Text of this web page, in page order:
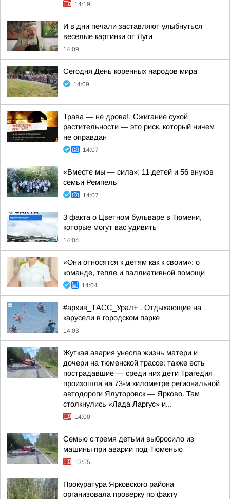
14:19
И в дни печали заставляют улыбнуться
весёлые картинки от Луги
14:09
Сегодня День коренных народов мира
14:09
Трава — не дрова!. Сжигание сухой
растительности — это риск, который ничем
не оправдан
14:07
«Вместе мы — сила»: 11 детей и 56 внуков
семьи Ремпель
14:07
3 факта о Цветном бульваре в Тюмени,
которые могут вас удивить
14:04
«Они относятся к детям как к своим»: о
команде, тепле и паллиативной помощи
14:04
#архив_ТАСС_Урал+ . Отдыхающие на
карусели в городском парке
14:03
Жуткая авария унесла жизнь матери и
дочери на тюменской трассе: также есть
пострадавшие — среди них дети Трагедия
произошла на 73-м километре региональной
автодороги Ялуторовск — Ярково. Там
столкнулись «Лада Ларгус» и...
14:00
Семью с тремя детьми выбросило из
машины при аварии под Тюменью
13:55
Прокуратура Ярковского района
организовала проверку по факту